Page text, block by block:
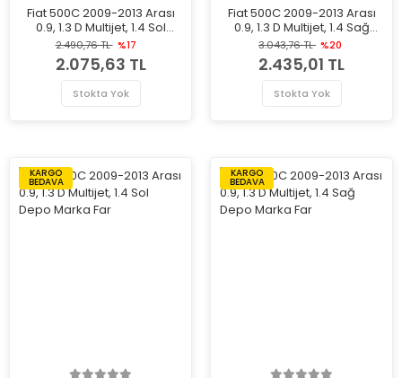
Fiat 500C 2009-2013 Arası
0.9, 1.3 D Multijet, 1.4 Sol
Depo Marka Far
2.490,76 TL %17
2.075,63 TL
Stokta Yok
Fiat 500C 2009-2013 Arası
0.9, 1.3 D Multijet, 1.4 Sağ
Depo Marka Far
3.043,76 TL %20
2.435,01 TL
Stokta Yok
KARGO
BEDAVA
KARGO
BEDAVA